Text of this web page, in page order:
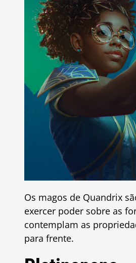
Os magos de Quandrix
exercer poder sobre as
contemplam as
para frente.